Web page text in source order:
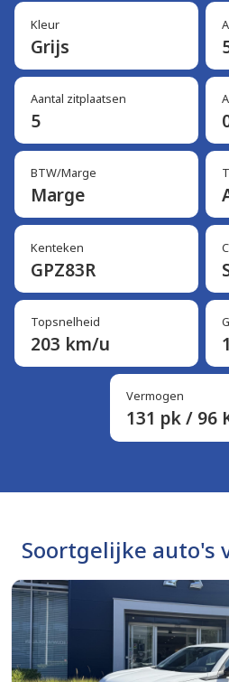
Kleur
Grijs
Aantal zitplaatsen
5
BTW/Marge
Marge
Kenteken
GPZ83R
Topsnelheid
203 km/u
Vermogen
131 pk / 96
Soortgelijke auto's